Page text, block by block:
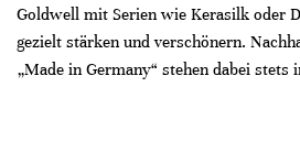
Goldwell mit Serien wie Kerasilk oder
gezielt stärken und verschönern.
„Made in Germany“ stehen dabei stets